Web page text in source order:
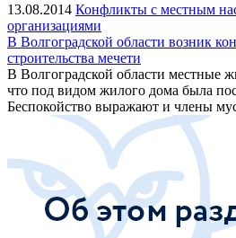
13.08.2014 Конфликты с местным
организациями
В Волгоградской области возник
строительства мечети
В Волгоградской области местные
что под видом жилого дома была
Беспокойство выражают и члены